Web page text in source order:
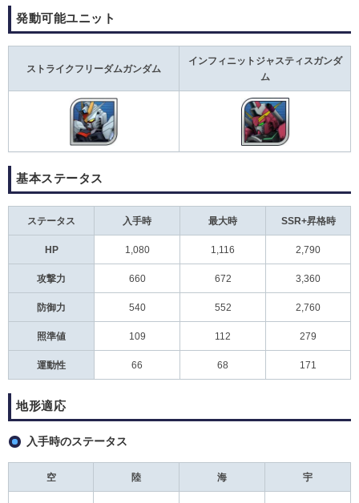
発動可能ユニット
ストライクフリーダムガンダム
インフィニットジャスティスガンダ
ム
基本ステータス
ステータス 入手時 最大時 SSR+昇格時
HP 1,080 1,116 2,790
攻撃力 660 672 3,360
防御力 540 552 2,760
照準値 109 112 279
運動性 66 68 171
地形適応
入手時のステータス
空 陸 海 宇